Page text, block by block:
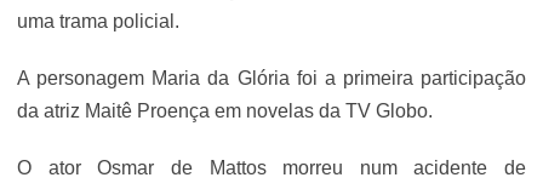
uma trama policial.
A personagem Maria da Glória foi a primeira participação
da atriz Maitê Proença em novelas da TV Globo.
O ator Osmar de Mattos morreu num acidente de